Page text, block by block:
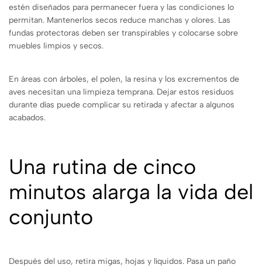
estén diseñados para permanecer fuera y las condiciones lo
permitan. Mantenerlos secos reduce manchas y olores. Las
fundas protectoras deben ser transpirables y colocarse sobre
muebles limpios y secos.
En áreas con árboles, el polen, la resina y los excrementos de
aves necesitan una limpieza temprana. Dejar estos residuos
durante días puede complicar su retirada y afectar a algunos
acabados.
Una rutina de cinco
minutos alarga la vida del
conjunto
Después del uso, retira migas, hojas y líquidos. Pasa un paño